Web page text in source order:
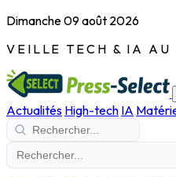
Dimanche 09 août 2026
VEILLE TECH & IA AU
Actualités High-tech IA